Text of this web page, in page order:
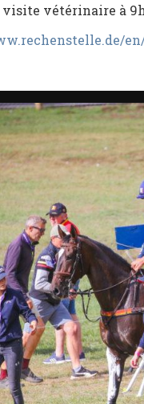
visite vétérinaire à